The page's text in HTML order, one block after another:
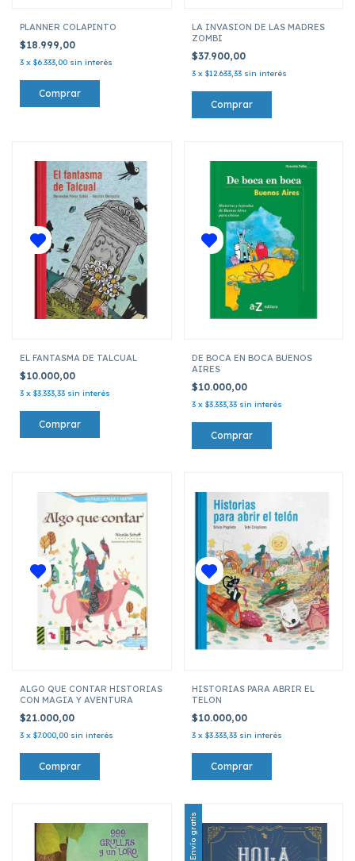
PLANNER COLAPINTO
$18.999,00
3 x $6.333,00 sin interés
LA INVASION DE LAS MADRES
ZOMBI
$37.900,00
3 x $12.633,33 sin interés
EL FANTASMA DE TALCUAL
$10.000,00
3 x $3.333,33 sin interés
DE BOCA EN BOCA BUENOS
AIRES
$10.000,00
3 x $3.333,33 sin interés
ALGO QUE CONTAR HISTORIAS
CON MAGIA Y AVENTURA
$21.000,00
3 x $7.000,00 sin interés
HISTORIAS PARA ABRIR EL
TELON
$10.000,00
3 x $3.333,33 sin interés
Envío gratis